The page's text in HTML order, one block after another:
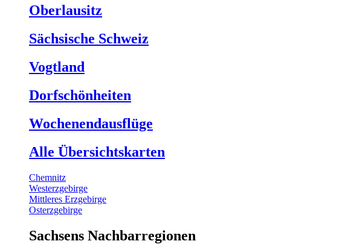
Oberlausitz
Sächsische Schweiz
Vogtland
Dorfschönheiten
Wochenendausflüge
Alle Übersichtskarten
Chemnitz
Westerzgebirge
Mittleres Erzgebirge
Osterzgebirge
Sachsens Nachbarregionen